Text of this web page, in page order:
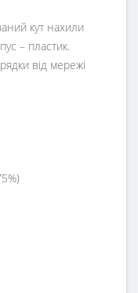
кут нахили
– пластик.
від мережі